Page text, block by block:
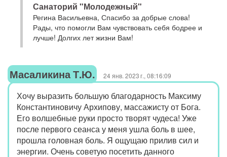
Санаторий "Молодежный"
Регина Васильевна, Спасибо за добрые слова!
Рады, что помогли Вам чувствовать себя бодрее и
лучше! Долгих лет жизни Вам!
Масаликина Т.Ю. 24 янв. 2023 г., 08:16:09
Хочу выразить большую благодарность Максиму
Константиновичу Архипову, массажисту от Бога.
Его волшебные руки просто творят чудеса! Уже
после первого сеанса у меня ушла боль в шее,
прошла головная боль. Я ощущаю прилив сил и
энергии. Очень советую посетить данного